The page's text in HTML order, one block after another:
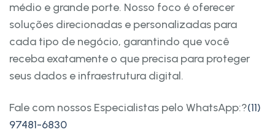
médio e grande porte. Nosso foco é oferecer
soluções direcionadas e personalizadas para
cada tipo de negócio, garantindo que você
receba exatamente o que precisa para proteger
seus dados e infraestrutura digital.
Fale com nossos Especialistas pelo WhatsApp:?(11)
97481-6830